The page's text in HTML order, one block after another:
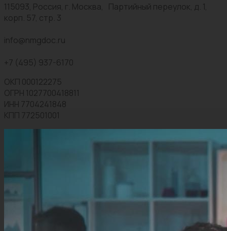
115093, Россия, г. Москва, Партийный переулок, д. 1,
корп. 57, стр. 3
info@nmgdoc.ru
+7 (495) 937-6170
ОКП 000122275
ОГРН 1027700418811
ИНН 7704241848
КПП 772501001